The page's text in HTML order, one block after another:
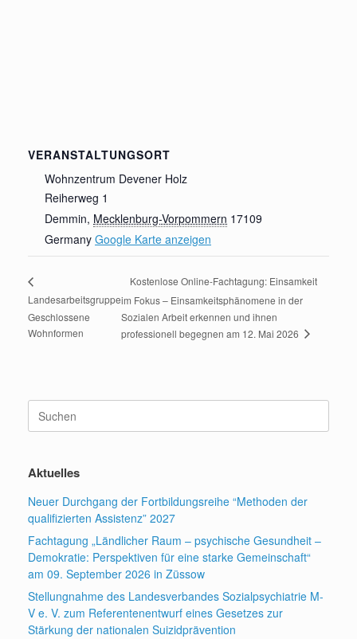
VERANSTALTUNGSORT
Wohnzentrum Devener Holz
Reiherweg 1
Demmin, Mecklenburg-Vorpommern 17109
Germany Google Karte anzeigen
Landesarbeitsgruppe
Geschlossene
Wohnformen
Kostenlose Online-Fachtagung: Einsamkeit
im Fokus – Einsamkeitsphänomene in der
Sozialen Arbeit erkennen und ihnen
professionell begegnen am 12. Mai 2026
nach:
Aktuelles
Neuer Durchgang der Fortbildungsreihe “Methoden der
qualifizierten Assistenz” 2027
Fachtagung „Ländlicher Raum – psychische Gesundheit –
Demokratie: Perspektiven für eine starke Gemeinschaft“
am 09. September 2026 in Züssow
Stellungnahme des Landesverbandes Sozialpsychiatrie M-
V e. V. zum Referentenentwurf eines Gesetzes zur
Stärkung der nationalen Suizidprävention